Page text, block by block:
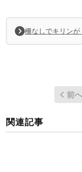
柵なしでキリン
前へ
関連記事